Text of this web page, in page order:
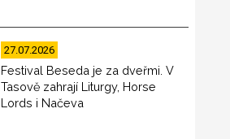
27.07.2026
Festival Beseda je za dveřmi. V
Tasově zahrají Liturgy, Horse
Lords i Načeva